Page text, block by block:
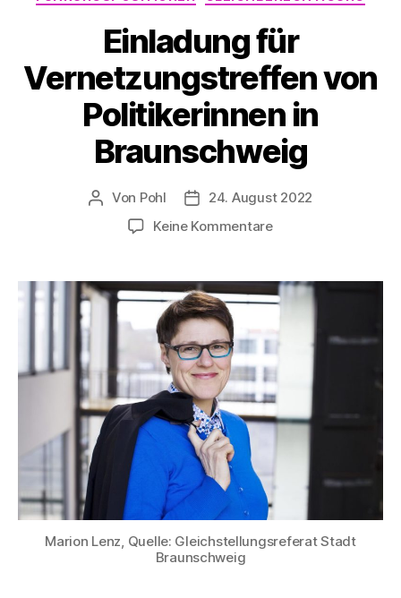
Einladung für
Vernetzungstreffen von
Politikerinnen in
Braunschweig
Beitragsautor
Von Pohl Beitragsdatum
24. August 2022
Keine Kommentarezu
Vernetzungstreffen
von
in
Braunschweig
Marion Lenz, Quelle: Gleichstellungsreferat Stadt
Braunschweig